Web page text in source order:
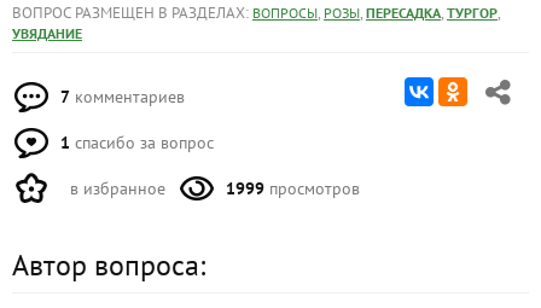
ВОПРОС РАЗМЕЩЕН В РАЗДЕЛАХ: ВОПРОСЫ, РОЗЫ, ПЕРЕСАДКА, ТУРГОР,
УВЯДАНИЕ
7 комментариев
1 спасибо за вопрос
в избранное 1999 просмотров
Автор вопроса: